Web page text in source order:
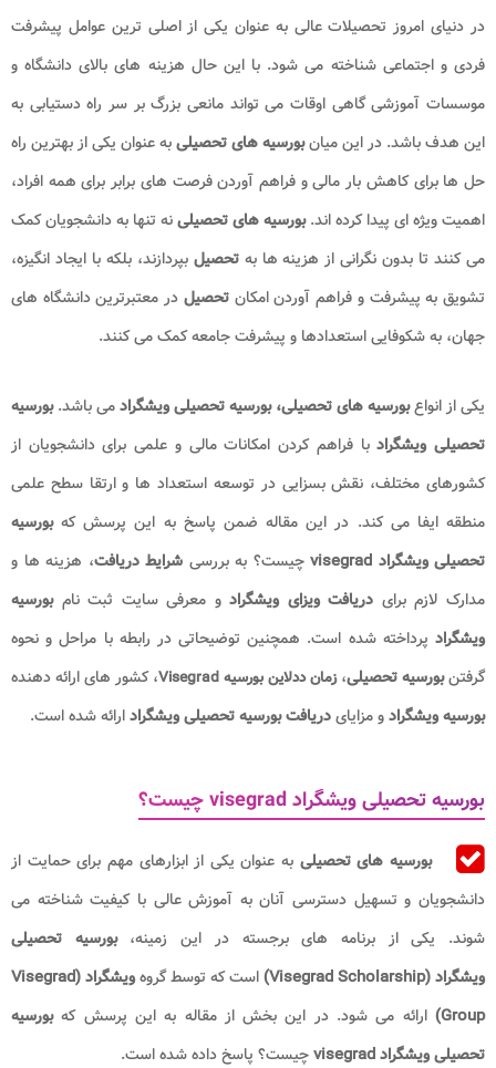
در دنیای امروز تحصیلات عالی به عنوان یکی از اصلی‌ ترین عوامل پیشرفت
فردی و اجتماعی شناخته می ‌شود. با این حال هزینه‌ های بالای دانشگاه و
موسسات آموزشی گاهی اوقات می‌ تواند مانعی بزرگ بر سر راه دستیابی به
این هدف باشد. در این میانبورسیه‌ های تحصیلیبه عنوان یکی از بهترین راه‌
حل‌ ها برای کاهش بار مالی و فراهم آوردن فرصت‌ های برابر برای همه افراد،
اهمیت ویژه ‌ای پیدا کرده ‌اند.بورسیه‌ های تحصیلینه تنها به دانشجویان کمک
می ‌کنند تا بدون نگرانی از هزینه ‌ها بهتحصیل بپردازند، بلکه با ایجاد انگیزه،
تشویق به پیشرفت و فراهم آوردن امکانتحصیل در معتبرترین دانشگاه‌ های
جهان، به شکوفایی استعدادها و پیشرفت جامعه کمک می‌ کنند.
یکی از انواعبورسیه های تحصیلی، بورسیه تحصیلی ویشگرادمی باشد.بورسیه
تحصیلی ویشگرادبا فراهم کردن امکانات مالی و علمی برای دانشجویان از
کشورهای مختلف، نقش بسزایی در توسعه استعداد ها و ارتقا سطح علمی
منطقه ایفا می ‌کند. در این مقاله ضمن پاسخ به این پرسش کهبورسیه
تحصیلی ویشگراد visegrad
چیست؟ به بررسی شرایط دریافت، هزینه ها و
مدارک لازم برای دریافت ویزای ویشگرادو معرفی سایت ثبت نامبورسیه
ویشگراد پرداخته شده است. همچنین توضیحاتی در رابطه با مراحل و نحوه
گرفتنبورسیه تحصیلی،زمان ددلاین بورسیه Visegrad
، کشور های ارائه دهنده
بورسیه ویشگرادو مزایایدریافت بورسیه تحصیلی ویشگرادارائه شده است.
بورسیه تحصیلی ویشگراد visegrad چیست؟
بورسیه های تحصیلی به عنوان یکی از ابزارهای مهم برای حمایت از
دانشجویان و تسهیل دسترسی آنان به آموزش عالی با کیفیت شناخته می
شوند. یکی از برنامه های برجسته در این زمینه،بورسیه تحصیلی
ویشگراد (Visegrad Scholarship)
است که توسط گروه
ویشگراد (Visegrad
Group) ارائه می‌ شود. در این بخش از مقاله به این پرسش کهبورسیه
تحصیلی ویشگراد visegrad
چیست؟ پاسخ داده شده است.